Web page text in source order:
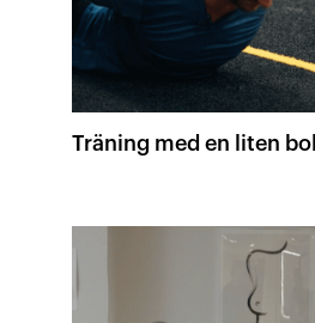
Träning med en liten boll